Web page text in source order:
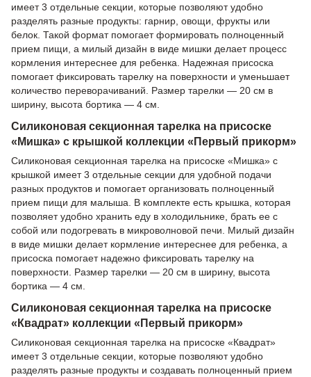
имеет 3 отдельные секции, которые позволяют удобно
разделять разные продукты: гарнир, овощи, фрукты или
белок. Такой формат помогает формировать полноценный
прием пищи, а милый дизайн в виде мишки делает процесс
кормления интереснее для ребенка. Надежная присоска
помогает фиксировать тарелку на поверхности и уменьшает
количество переворачиваний. Размер тарелки — 20 см в
ширину, высота бортика — 4 см.
Силиконовая секционная тарелка на присоске
«Мишка» с крышкой коллекции «Первый прикорм»
Силиконовая секционная тарелка на присоске «Мишка» с
крышкой имеет 3 отдельные секции для удобной подачи
разных продуктов и помогает организовать полноценный
прием пищи для малыша. В комплекте есть крышка, которая
позволяет удобно хранить еду в холодильнике, брать ее с
собой или подогревать в микроволновой печи. Милый дизайн
в виде мишки делает кормление интереснее для ребенка, а
присоска помогает надежно фиксировать тарелку на
поверхности. Размер тарелки — 20 см в ширину, высота
бортика — 4 см.
Силиконовая секционная тарелка на присоске
«Квадрат» коллекции «Первый прикорм»
Силиконовая секционная тарелка на присоске «Квадрат»
имеет 3 отдельные секции, которые позволяют удобно
разделять разные продукты и создавать полноценный прием